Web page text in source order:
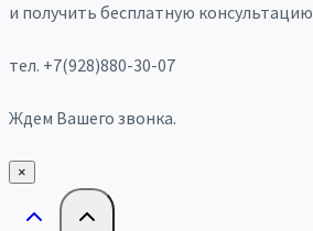
и получить бесплатную консультацию
тел. +7(928)880-30-07
Ждем Вашего звонка.
×